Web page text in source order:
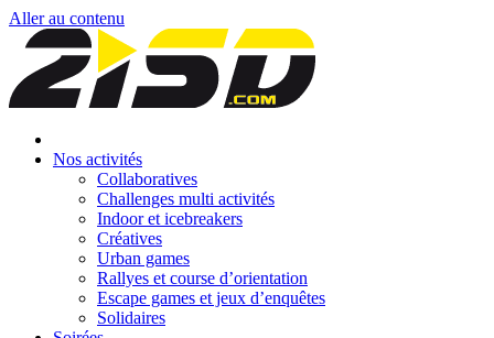
Aller au contenu
Nos activités
Collaboratives
Challenges multi activités
Indoor et icebreakers
Créatives
Urban games
Rallyes et course d’orientation
Escape games et jeux d’enquêtes
Solidaires